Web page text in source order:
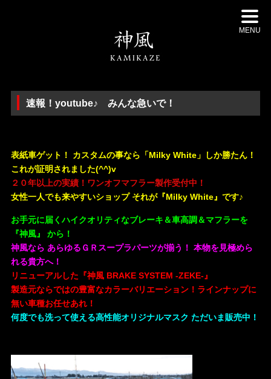
MENU
速報！youtube♪ みんな急いで！
表紙車ゲット！ カスタムの事なら「Milky White」しか勝たん！
これが証明されました(^^)v
２０年以上の実績！ワンオフマフラー製作受付中！
女性一人でも来やすいショップ それが『Milky White』です♪
お手元に届くハイクオリティなブレーキ＆車高調＆マフラーを
『神風』 から！
神風なら あらゆるＧＲスープラパーツが揃う！ 本物を見極めら
れる貴方へ！
リニューアルした『神風 BRAKE SYSTEM -ZEKE-』
製造元ならではの豊富なカラーバリエーション！ラインナップに
無い車種お任せあれ！
何度でも洗って使える高性能オリジナルマスク ただいま販売中！